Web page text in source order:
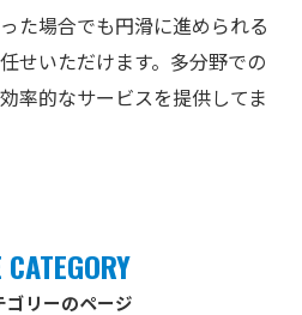
た場合でも円滑に進められる
せいただけます。多分野での
率的なサービスを提供してま
ゴリーのページ